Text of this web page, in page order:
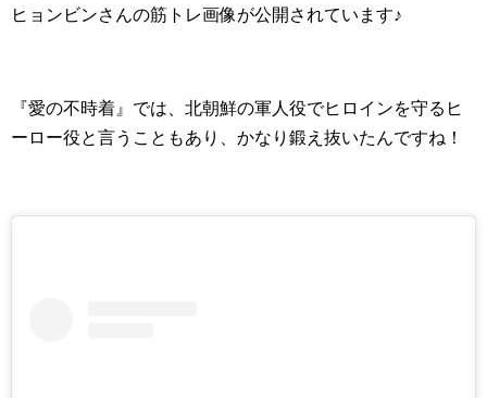
ヒョンビンさんの筋トレ画像が公開されています♪
『愛の不時着』では、北朝鮮の軍人役でヒロインを守るヒ
ーロー役と言うこともあり、かなり鍛え抜いたんですね！